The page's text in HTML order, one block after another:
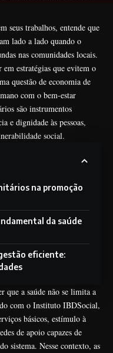
seus trabalhos, entende que
lado a lado quando o
nas comunidades locais.
em estratégias que evitem o
questão de economia de
com o bem-estar
são instrumentos
e dignidade às pessoas,
social.
na promoção
da saúde
eficiente:
que a saúde não se limita a
com o Instituto IBDSocial,
básicos, estímulo à
de apoio capazes de
sistema. Nesse contexto, as